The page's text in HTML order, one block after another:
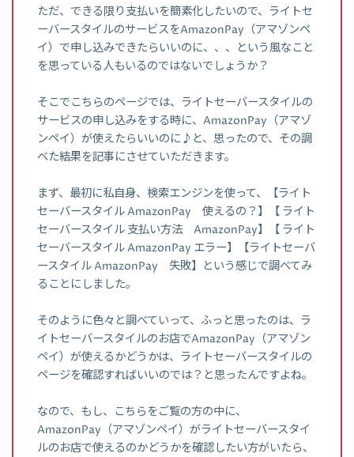
ただ、できる限り支払いを簡素化したいので、ライトセ
ーバースタイルのサービスをAmazonPay（アマゾンペ
イ）で申し込みできたらいいのに、、、という風なこと
を思っている人もいるのではないでしょうか？
そこでこちらのページでは、ライトセーバースタイルの
サービスの申し込みをする時に、AmazonPay（アマゾ
ンペイ）が使えたらいいのに♪と、思ったので、その調
べた結果を記事にさせていただきます。
まず、最初に私自身、検索エンジンを使って、【ライト
セーバースタイル AmazonPay 使えるの？】【 ライト
セーバースタイル 支払い方法 AmazonPay】【 ライト
セーバースタイル AmazonPay エラー】【ライトセーバ
ースタイル AmazonPay 失敗】という感じで調べてみ
ることにしました。
そのように色々と調べていって、ふっと思ったのは、ラ
イトセーバースタイルのお店でAmazonPay（アマゾン
ペイ）が使えるかどうかは、ライトセーバースタイルの
ページを確認すればいいのでは？と思ったんですよね。
なので、もし、こちらをご覧の方の中に、
AmazonPay（アマゾンペイ）がライトセーバースタイ
ルのお店で使えるのかどうかを確認したい方がいたら、